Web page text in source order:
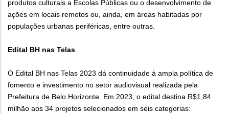
produtos culturais a Escolas Públicas ou o desenvolvimento de
ações em locais remotos ou, ainda, em áreas habitadas por
populações urbanas periféricas, entre outras.
Edital BH nas Telas
O Edital BH nas Telas 2023 dá continuidade à ampla política de
fomento e investimento no setor audiovisual realizada pela
Prefeitura de Belo Horizonte. Em 2023, o edital destina R$1,84
milhão aos 34 projetos selecionados em seis categorias: